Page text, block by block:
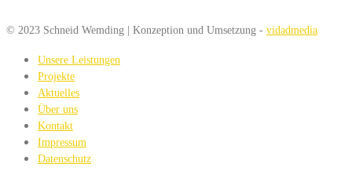
© 2023 Schneid Wemding | Konzeption und Umsetzung - vidadmedia
Unsere Leistungen
Projekte
Aktuelles
Über uns
Kontakt
Impressum
Datenschutz